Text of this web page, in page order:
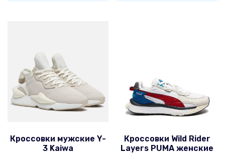
Кроссовки мужские Y-
3 Kaiwa
Кроссовки Wild Rider
Layers PUMA женские